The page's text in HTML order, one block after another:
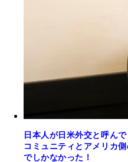
日本人が日米外交と呼ん
コミュニティとアメリカ
でしかなかった！